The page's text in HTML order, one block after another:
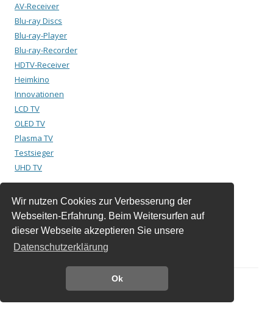
Wir nutzen Cookies zur Verbesserung der
Webseiten-Erfahrung. Beim Weitersurfen auf
dieser Webseite akzeptieren Sie unsere
Datenschutzerklärung
Ok
AV-Receiver
Blu-ray Discs
Blu-ray-Player
Blu-ray-Recorder
HDTV-Receiver
Heimkino
Innovationen
LCD TV
OLED TV
Plasma TV
Testsieger
UHD TV
Suchen
nach:
Dieses Blog läuft mit WordPress